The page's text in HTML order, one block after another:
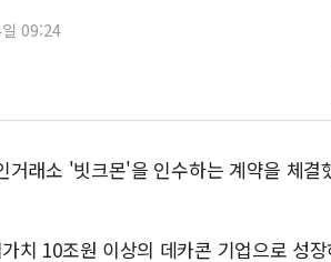
[르포]
송도 신
깊이가
"호남 없
SK하이
'무순위'
IPARK현
09:24
래소 '빗크몬'을 인수하는 계약을 체결
치 10조원 이상의 데카콘 기업으로 성